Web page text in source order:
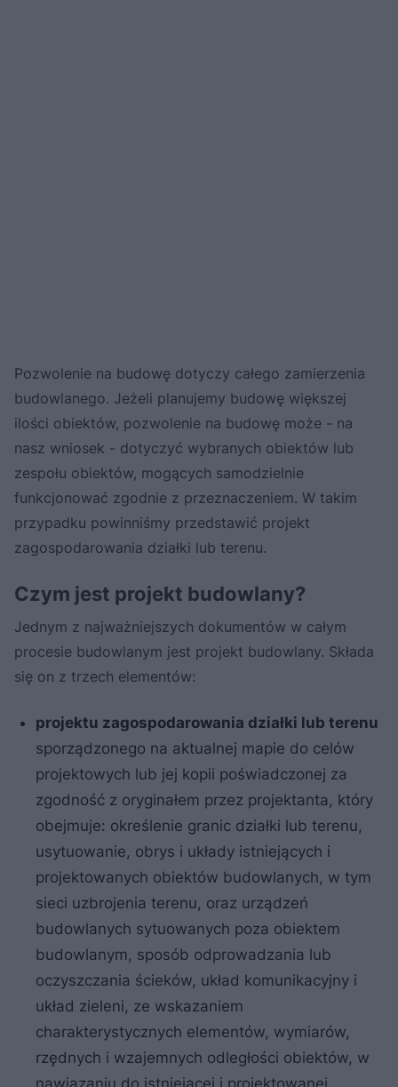
Pozwolenie na budowę dotyczy całego zamierzenia
budowlanego. Jeżeli planujemy budowę większej
ilości obiektów, pozwolenie na budowę może - na
nasz wniosek - dotyczyć wybranych obiektów lub
zespołu obiektów, mogących samodzielnie
funkcjonować zgodnie z przeznaczeniem. W takim
przypadku powinniśmy przedstawić projekt
zagospodarowania działki lub terenu.
Czym jest projekt budowlany?
Jednym z najważniejszych dokumentów w całym
procesie budowlanym jest projekt budowlany. Składa
się on z trzech elementów:
projektu zagospodarowania działki lub terenu
sporządzonego na aktualnej mapie do celów
projektowych lub jej kopii poświadczonej za
zgodność z oryginałem przez projektanta, który
obejmuje: określenie granic działki lub terenu,
usytuowanie, obrys i układy istniejących i
projektowanych obiektów budowlanych, w tym
sieci uzbrojenia terenu, oraz urządzeń
budowlanych sytuowanych poza obiektem
budowlanym, sposób odprowadzania lub
oczyszczania ścieków, układ komunikacyjny i
układ zieleni, ze wskazaniem
charakterystycznych elementów, wymiarów,
rzędnych i wzajemnych odległości obiektów, w
nawiązaniu do istniejącej i projektowanej